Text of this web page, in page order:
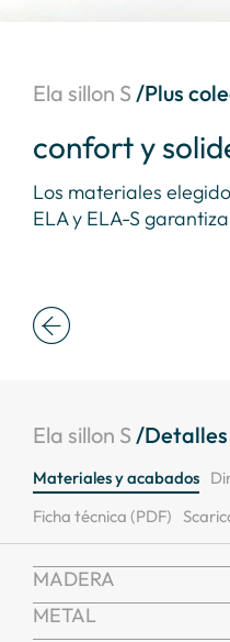
Ela sillon S /Plus
confort y
Los materiales
ELA y ELA-S
Ela sillon S /
Materiales y acabados
Ficha técnica (PDF)
MADERA
METAL